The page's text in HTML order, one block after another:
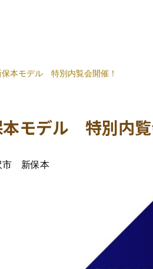
本モデル 特別内覧会開催！
モデル 特別内覧
市 新保本